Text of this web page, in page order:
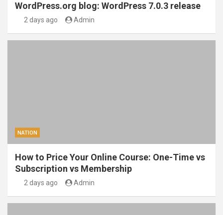
WordPress.org blog: WordPress 7.0.3 release
2 days ago Admin
NATION
How to Price Your Online Course: One-Time vs
Subscription vs Membership
2 days ago Admin